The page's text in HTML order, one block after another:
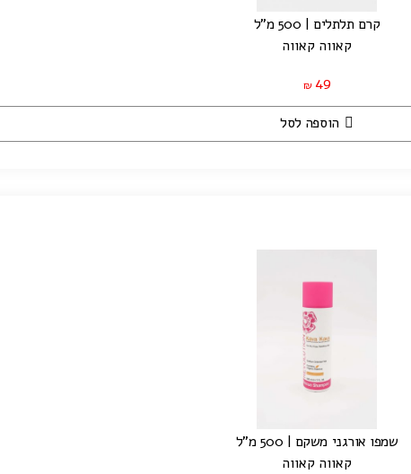
קרם תלתלים | 500 מ"ל
קאווה קאווה
₪ 49
הוספה לסל
שמפו אורגני משקם | 500 מ"ל
קאווה קאווה